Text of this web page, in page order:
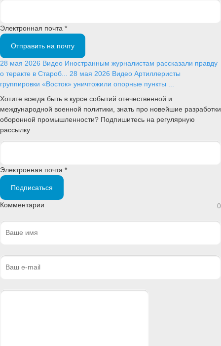
Электронная почта *
Отправить на почту
28 мая 2026 Видео Иностранным журналистам рассказали правду
о теракте в Староб... 28 мая 2026 Видео Артиллеристы
группировки «Восток» уничтожили опорные пункты ...
Хотите всегда быть в курсе событий отечественной и
международной военной политики, знать про новейшие разработки
оборонной промышленности? Подпишитесь на регулярную
рассылку
Электронная почта *
Подписаться
Комментарии 0